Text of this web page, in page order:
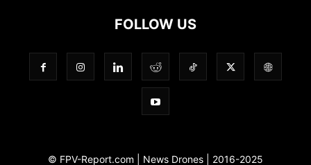
FOLLOW US
© FPV-Report.com | News Drones | 2016-2025